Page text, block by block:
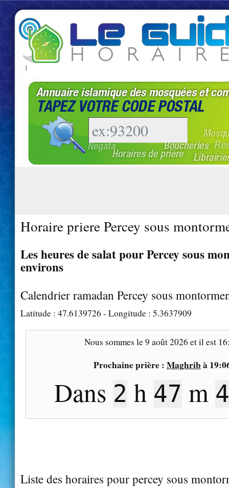
|
Horaire priere Percey sous
Les heures de salat pour Percey sous
environs
Calendrier ramadan Percey sous
Latitude : 47.6139726 - Longitude : 5.3637909
Nous sommes le9 août 2026 et il est
Prochaine prière : Maghrib à
Dans 2 h 47 m
Liste des horaires pour percey sous